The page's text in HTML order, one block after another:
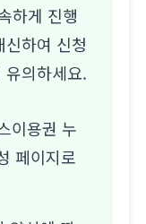
하게 진행
하여 신청
의하세요.
이용권 누
페이지로